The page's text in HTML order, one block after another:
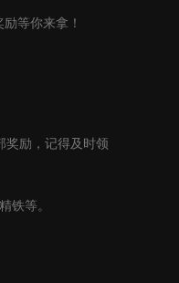
等你来拿！
奖励，记得及时领
铁等。